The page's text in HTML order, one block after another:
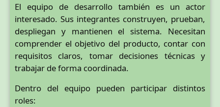
El equipo de desarrollo también es un actor
interesado. Sus integrantes construyen, prueban,
despliegan y mantienen el sistema. Necesitan
comprender el objetivo del producto, contar con
requisitos claros, tomar decisiones técnicas y
trabajar de forma coordinada.
Dentro del equipo pueden participar distintos
roles: